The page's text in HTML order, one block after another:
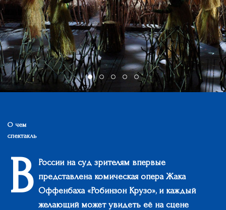
О чем
спектакль
В России на суд зрителям впервые
представлена комическая опера Жака
Оффенбаха «Робинзон Крузо», и каждый
желающий может увидеть её на сцене